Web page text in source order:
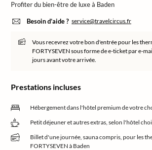
Profiter du bien-être de luxe à Baden
Besoin d’aide ? service@travelcircus.fr
Vous recevrez votre bon d'entrée pour les
FORTYSEVEN sous forme de e-ticket par e-
jours avant votre arrivée.
Prestations incluses
Hébergement dans l'hôtel premium de votre
Petit déjeuner et autres extras, selon l'hôtel
Billet d'une journée, sauna compris, pour les
FORTYSEVEN à Baden